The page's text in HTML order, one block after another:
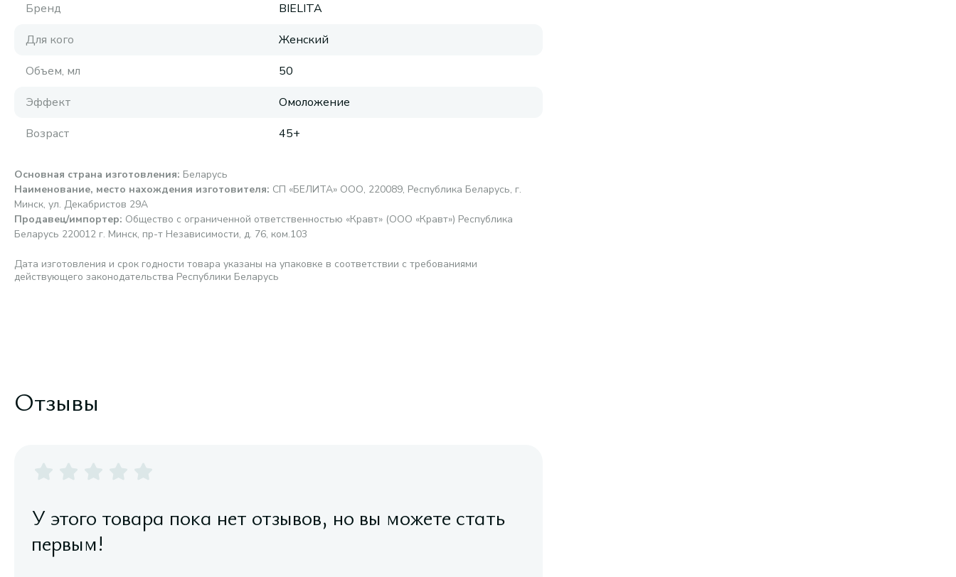
Бренд
BIELITA
Для кого
Женский
Объем, мл
50
Эффект
Омоложение
Возраст
45+
Основная страна изготовления: Беларусь
Наименование, место нахождения изготовителя: СП «БЕЛИТА» ООО, 220089, Республика Беларусь, г.
Минск, ул. Декабристов 29А
Продавец/импортер: Общество с ограниченной ответственностью «Кравт» (ООО «Кравт») Республика
Беларусь 220012 г. Минск, пр-т Независимости, д. 76, ком.103
Дата изготовления и срок годности товара указаны на упаковке в соответствии с требованиями
действующего законодательства Республики Беларусь
Отзывы
У этого товара пока нет отзывов, но вы можете стать
первым!